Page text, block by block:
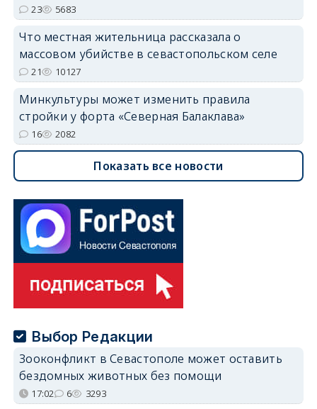
23 5683
Что местная жительница рассказала о
массовом убийстве в севастопольском селе
21 10127
Минкультуры может изменить правила
стройки у форта «Северная Балаклава»
16 2082
Показать все новости
Выбор Редакции
Зооконфликт в Севастополе может оставить
бездомных животных без помощи
17:02 6 3293